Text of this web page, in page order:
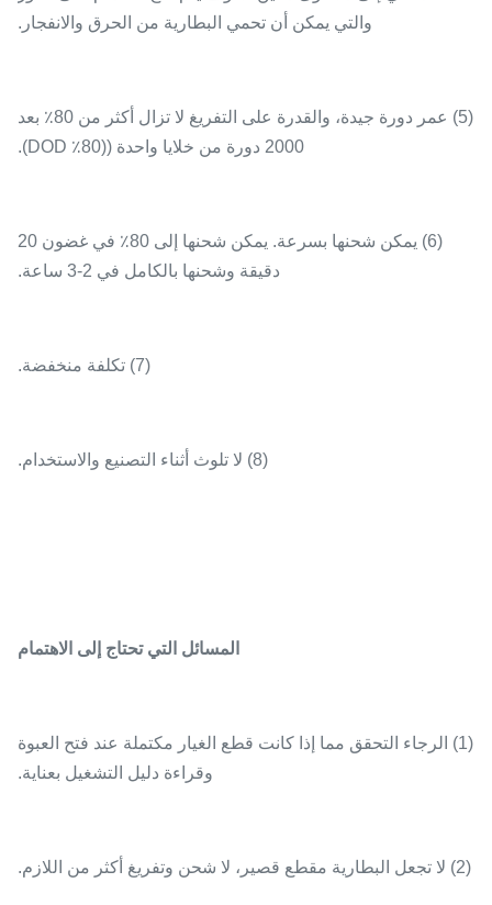
والتي يمكن أن تحمي البطارية من الحرق والانفجار.
(5) عمر دورة جيدة، والقدرة على التفريغ لا تزال أكثر من 80٪ بعد
2000 دورة من خلايا واحدة ((80٪ DOD).
(6) يمكن شحنها بسرعة. يمكن شحنها إلى 80٪ في غضون 20
دقيقة وشحنها بالكامل في 2-3 ساعة.
(7) تكلفة منخفضة.
(8) لا تلوث أثناء التصنيع والاستخدام.
المسائل التي تحتاج إلى الاهتمام
(1) الرجاء التحقق مما إذا كانت قطع الغيار مكتملة عند فتح العبوة
وقراءة دليل التشغيل بعناية.
(2) لا تجعل البطارية مقطع قصير، لا شحن وتفريغ أكثر من اللازم.